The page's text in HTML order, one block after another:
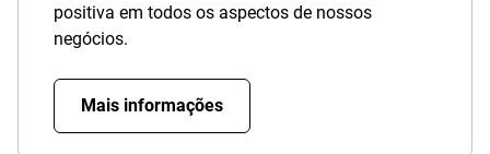
positiva em todos os aspectos de nossos
negócios.
Mais informações